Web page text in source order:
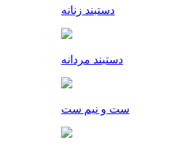
دستبند زنانه
دستبند مردانه
ست و نیم ست